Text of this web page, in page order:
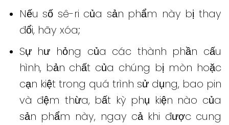
Nếu số sê-ri của sản phẩm này bị thay
đổi, hãy xóa;
Sự hư hỏng của các thành phần cấu
hình, bản chất của chúng bị mòn hoặc
cạn kiệt trong quá trình sử dụng, bao pin
và đệm thừa, bất kỳ phụ kiện nào của
sản phẩm này, ngay cả khi được cung